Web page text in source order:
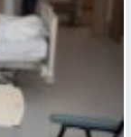
uzsāk darbu